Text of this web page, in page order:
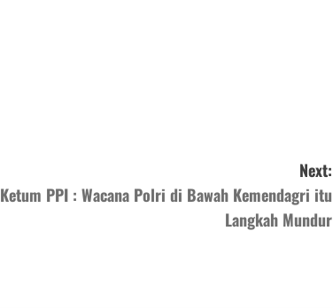
Next:
Ketum PPI : Wacana Polri di Bawah Kemendagri itu
Langkah Mundur